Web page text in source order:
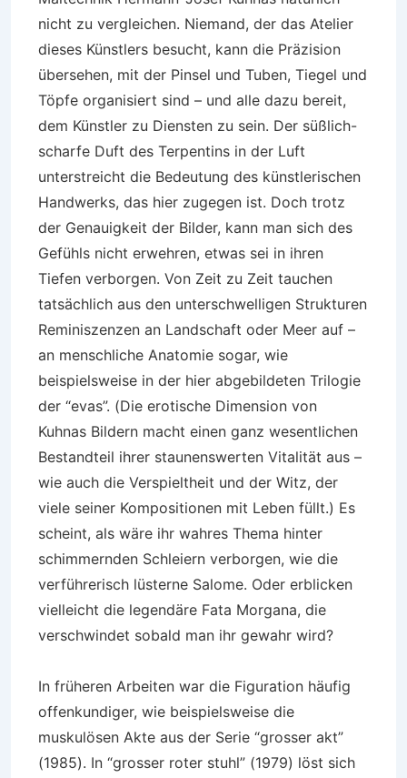
nicht zu vergleichen. Niemand, der das Atelier
dieses Künstlers besucht, kann die Präzision
übersehen, mit der Pinsel und Tuben, Tiegel und
Töpfe organisiert sind – und alle dazu bereit,
dem Künstler zu Diensten zu sein. Der süßlich-
scharfe Duft des Terpentins in der Luft
unterstreicht die Bedeutung des künstlerischen
Handwerks, das hier zugegen ist. Doch trotz
der Genauigkeit der Bilder, kann man sich des
Gefühls nicht erwehren, etwas sei in ihren
Tiefen verborgen. Von Zeit zu Zeit tauchen
tatsächlich aus den unterschwelligen Strukturen
Reminiszenzen an Landschaft oder Meer auf –
an menschliche Anatomie sogar, wie
beispielsweise in der hier abgebildeten Trilogie
der “evas”. (Die erotische Dimension von
Kuhnas Bildern macht einen ganz wesentlichen
Bestandteil ihrer staunenswerten Vitalität aus –
wie auch die Verspieltheit und der Witz, der
viele seiner Kompositionen mit Leben füllt.) Es
scheint, als wäre ihr wahres Thema hinter
schimmernden Schleiern verborgen, wie die
verführerisch lüsterne Salome. Oder erblicken
vielleicht die legendäre Fata Morgana, die
verschwindet sobald man ihr gewahr wird?
In früheren Arbeiten war die Figuration häufig
offenkundiger, wie beispielsweise die
muskulösen Akte aus der Serie “grosser akt”
(1985). In “grosser roter stuhl” (1979) löst sich